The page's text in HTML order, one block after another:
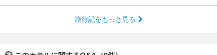
旅行記をもっと見る